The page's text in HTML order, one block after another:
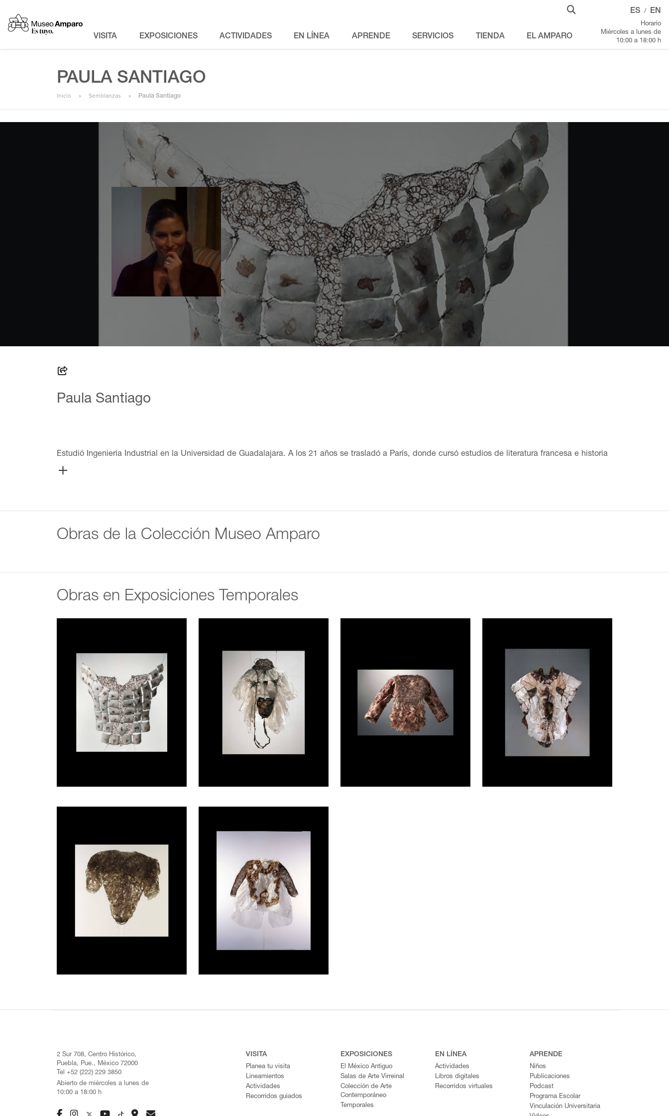
VISITA EXPOSICIONES ACTIVIDADES EN LÍNEA APRENDE SERVICIOS TIENDA EL AMPARO
ES / EN
Horario
Miércoles a lunes de
10:00 a 18:00 h
PAULA SANTIAGO
Inicio Semblanzas Paula Santiago
Paula Santiago
Estudió Ingeniería Industrial en la Universidad de Guadalajara. A los 21 años se trasladó a París, donde cursó estudios de literatura francesa e historia
del arte en La Sorbona, complementando su formación con cursos y seminarios de pintura y dibujo. En 1996, ganó una residencia en la Fundación Art
50 artistas de la galería Marty's en Nuevo Laredo, Tamaulipas; en la III Expo-Arte Guadalajara: Crema y nata en la Galería J. Álvarez, Guadalajara; y en
la Segunda Bienal de Monterrey, donde presentó una instalación en el Museo de Monterrey. En 1995, participó en Dulces tabúes, malas pulgas en La
Maestranza, Guadalajara. También estuvo presente en la Feria Internacional de Arte Contemporáneo ARCO en Madrid, España (1997); en Diálogos
Venero, Guadalajara, donde presentó dibujos sobre papel. Posteriormente, exhibió Plenum (1994), una instalación de objetos, en la Galería Jorge
Arte Mexicano de la Ciudad de México. Entre 1996 y 1997, formó parte del Programa Internacional de Artistas en Residencia de la Foundation for
Obras de la Colección Museo Amparo
Obras en Exposiciones Temporales
2 Sur 708, Centro Histórico,
Puebla, Pue., México 72000
Tel +52 (222) 229 3850
Abierto de miércoles a lunes de
10:00 a 18:00 h
VISITA
Planea tu visita
Lineamientos
Actividades
Recorridos guiados
EXPOSICIONES
El México Antiguo
Salas de Arte Virreinal
Colección de Arte
Contemporáneo
Temporales
EN LÍNEA
Actividades
Libros digitales
Recorridos virtuales
APRENDE
Niños
Publicaciones
Podcast
Programa Escolar
Vinculación Universitaria